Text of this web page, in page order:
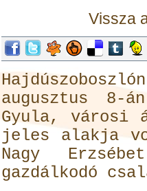
Vissza
augusztus 8-
Gyula, városi
jeles alakja
Nagy
gazdálkodó